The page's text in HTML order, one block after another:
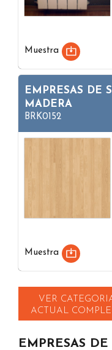
Muestra
EMPRESAS DE
MADERA
BRK0152
Muestra
VER
ACTUAL
EMPRESAS